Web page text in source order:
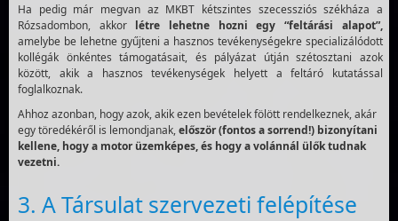
Ha pedig már megvan az MKBT kétszintes szecessziós székháza a
Rózsadombon, akkorlétre lehetne hozni egy “feltárási alapot”,
amelybe be lehetne gyűjteni a hasznos tevékenységekre specializálódott
kollégák önkéntes támogatásait, és pályázat útján szétosztani azok
között, akik a hasznos tevékenységek helyett a feltáró kutatással
foglalkoznak.
Ahhoz azonban, hogy azok, akik ezen bevételek fölött rendelkeznek, akár
egy töredékéről is lemondjanak,először (fontos a sorrend!) bizonyítani
kellene, hogy a motor üzemképes, és hogy a volánnál ülők tudnak
vezetni.
3. A Társulat szervezeti felépítése